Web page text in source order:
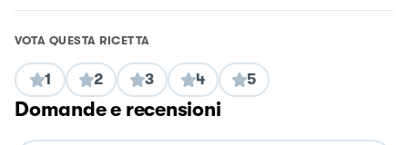
VOTA QUESTA RICETTA
1 2 3 4 5
Domande e recensioni